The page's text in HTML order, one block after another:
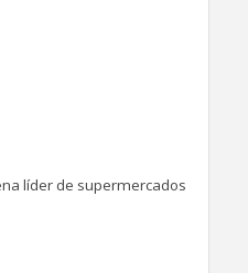
líder de supermercados